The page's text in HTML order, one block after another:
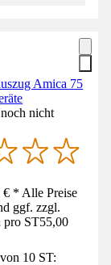
Amica 75
nicht
* Alle Preise
ggf. zzgl.
pro ST55,00
10 ST: